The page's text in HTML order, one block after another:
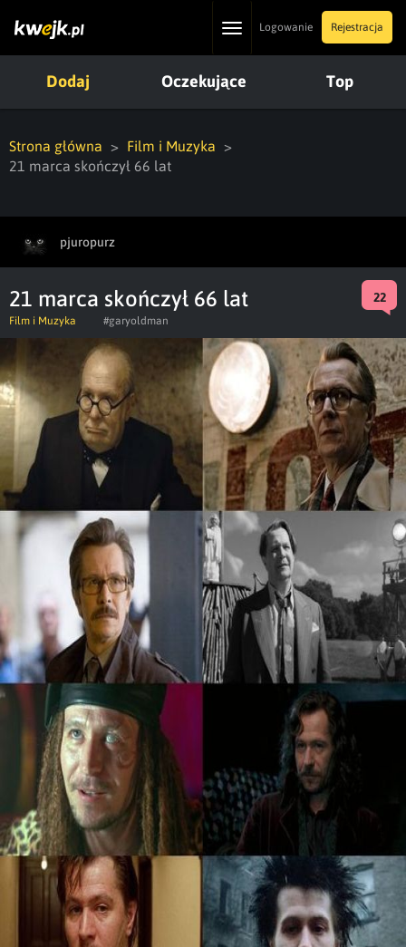
ToggleLogowanie Rejestracja
Dodaj Oczekujące Top
Strona główna
Film i Muzyka
21 marca skończył 66 lat
pjuropurz
21 marca skończył 66 lat 22
Film i Muzyka #garyoldman